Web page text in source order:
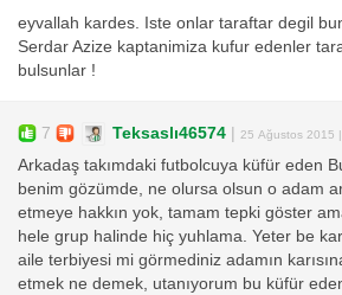
eyvallah kardes. Iste onlar taraftar degil
Serdar Azize kaptanimiza kufur edenler
bulsunlar !
7 Teksaslı46574 25 Ağustos 2015
Arkadaş takımdaki futbolcuya küfür eden
benim gözümde, ne olursa olsun o adam
etmeye hakkın yok, tamam tepki göster
hele grup halinde hiç yuhlama. Yeter be
aile terbiyesi mi görmediniz adamın
etmek ne demek, utanıyorum bu küfür